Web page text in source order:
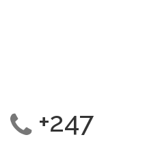
+247